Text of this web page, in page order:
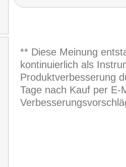
** Diese Meinung
kontinuierlich als
Produktverbesserung
Tage nach Kauf per E-